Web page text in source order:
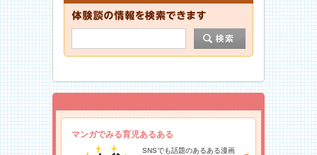
マンガでみる育児あるある
SNSでも話題のあるある漫画